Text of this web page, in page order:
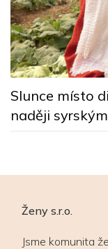
Slunce místo
naději
Ženy s.r.o.
Jsme komunita